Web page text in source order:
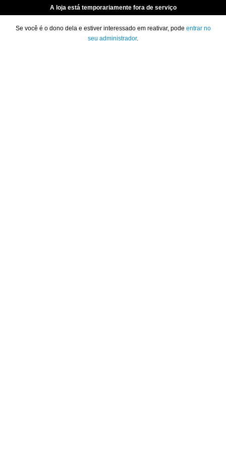
A loja está temporariamente fora de serviço
Se você é o dono dela e estiver interessado em reativar, pode entrar no
seu administrador.